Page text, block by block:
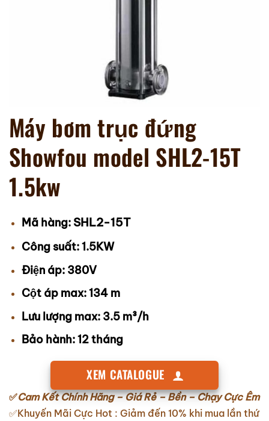
Máy bơm trục đứng
Showfou model SHL2-15T
1.5kw
Mã hàng: SHL2-15T
Công suất: 1.5KW
Điện áp: 380V
Cột áp max: 134 m
Lưu lượng max: 3.5 m³/h
Bảo hành: 12 tháng
XEM CATALOGUE
✅Cam Kết Chính Hãng – Giá Rẻ – Bền – Chạy Cực Êm
✅Khuyến Mãi Cực Hot : Giảm đến 10% khi mua lần thứ